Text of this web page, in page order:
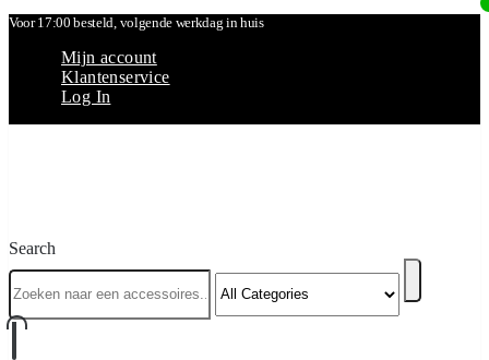
Voor 17:00 besteld, volgende werkdag in huis
Mijn account
Klantenservice
Log In
Search